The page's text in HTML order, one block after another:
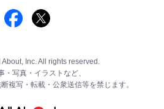
Inc. All rights reserved.
・写真・イラストなど、
複写・転載・公衆送信等を禁じます。